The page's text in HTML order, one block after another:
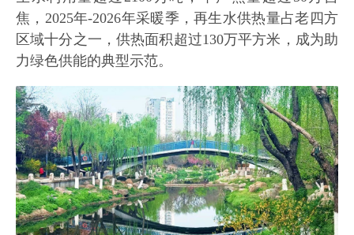
焦，2025年-2026年采暖季，再生水供热量占老四方
区域十分之一，供热面积超过130万平方米，成为助
力绿色供能的典型示范。